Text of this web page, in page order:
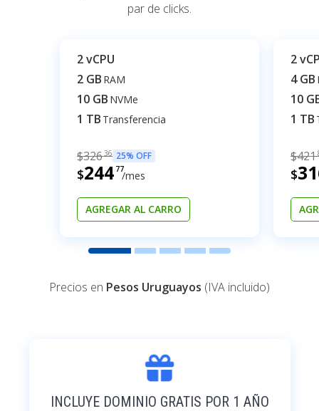
par de clicks.
2 vCPU
2 GB RAM
10 GB NVMe
1 TB Transferencia
$32636 25% OFF
$244 77/mes
AGREGAR AL CARRO
2
4 GB
10
1 TB
$421
$
Precios en Pesos Uruguayos (IVA incluido)
INCLUYE DOMINIO GRATIS POR 1 AÑO